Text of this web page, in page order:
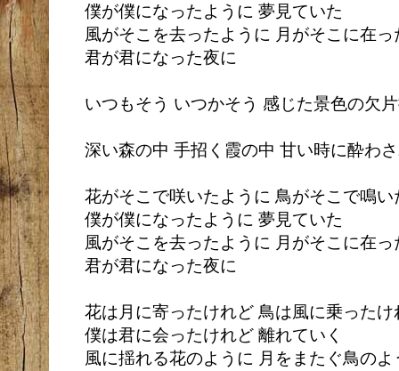
僕が僕になったように 夢見ていた
風がそこを去ったように 月がそこに在っ
君が君になった夜に
いつもそう いつかそう 感じた景色の欠
深い森の中 手招く霞の中 甘い時に酔わ
花がそこで咲いたように 鳥がそこで鳴い
僕が僕になったように 夢見ていた
風がそこを去ったように 月がそこに在っ
君が君になった夜に
花は月に寄ったけれど 鳥は風に乗ったけ
僕は君に会ったけれど 離れていく
風に揺れる花のように 月をまたぐ鳥のよ